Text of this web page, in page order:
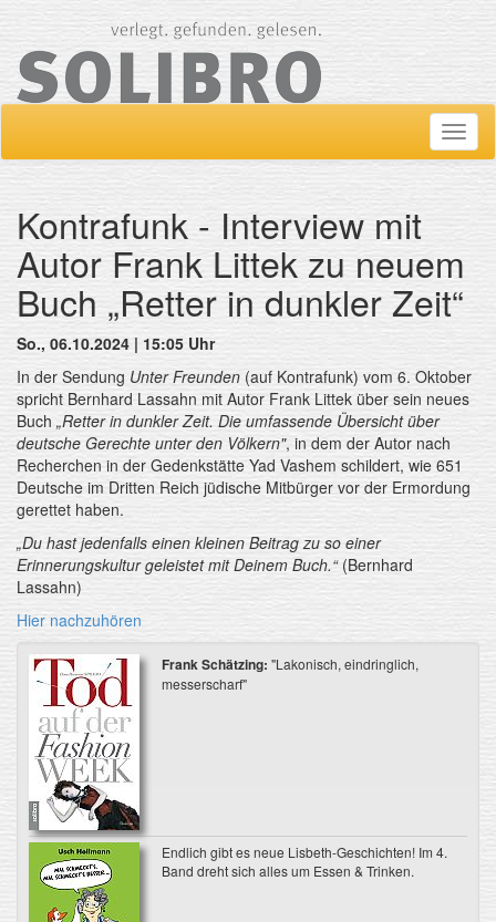
ein-/
Kontrafunk - Interview mit
Autor Frank Littek zu neuem
Buch „Retter in dunkler Zeit“
So., 06.10.2024 | 15:05 Uhr
In der Sendung Unter Freunden (auf Kontrafunk) vom 6. Oktober
spricht Bernhard Lassahn mit Autor Frank Littek über sein neues
Buch „Retter in dunkler Zeit. Die umfassende Übersicht über
deutsche Gerechte unter den Völkern", in dem der Autor nach
Recherchen in der Gedenkstätte Yad Vashem schildert, wie 651
Deutsche im Dritten Reich jüdische Mitbürger vor der Ermordung
gerettet haben.
„Du hast jedenfalls einen kleinen Beitrag zu so einer
Erinnerungskultur geleistet mit Deinem Buch.“(Bernhard
Lassahn)
Hier nachzuhören
Frank Schätzing: "Lakonisch, eindringlich,
messerscharf"
Endlich gibt es neue Lisbeth-Geschichten! Im 4.
Band dreht sich alles um Essen & Trinken.